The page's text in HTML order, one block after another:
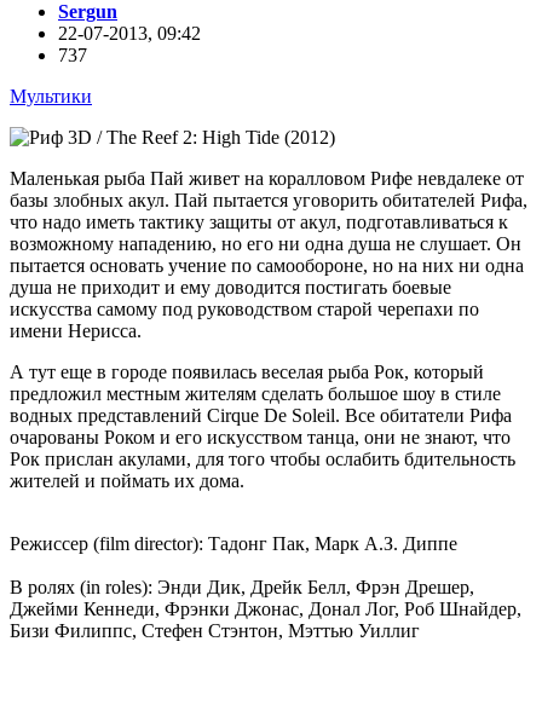
Sergun
22-07-2013, 09:42
737
Мультики
Маленькая рыба Пай живет на коралловом Рифе невдалеке от
базы злобных акул. Пай пытается уговорить обитателей Рифа,
что надо иметь тактику защиты от акул, подготавливаться к
возможному нападению, но его ни одна душа не слушает. Он
пытается основать учение по самообороне, но на них ни одна
душа не приходит и ему доводится постигать боевые
искусства самому под руководством старой черепахи по
имени Нерисса.
А тут еще в городе появилась веселая рыба Рок, который
предложил местным жителям сделать большое шоу в стиле
водных представлений Cirque De Soleil. Все обитатели Рифа
очарованы Роком и его искусством танца, они не знают, что
Рок прислан акулами, для того чтобы ослабить бдительность
жителей и поймать их дома.
Режиссер (film director): Тадонг Пак, Марк А.З. Диппе
В ролях (in roles): Энди Дик, Дрейк Белл, Фрэн Дрешер,
Джейми Кеннеди, Фрэнки Джонас, Донал Лог, Роб Шнайдер,
Бизи Филиппс, Стефен Стэнтон, Мэттью Уиллиг